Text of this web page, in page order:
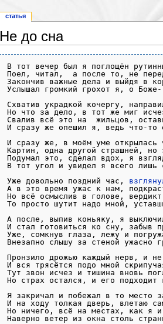
Не до сна
В тот вечер был я поглощён
Поел, читал,  а после то, не
Закончив важные дела и выйдя в
Услышал громкий грохот я, о
Схватив украдкой кочергу,
Но что за дело, в тот же миг
Свалив всё это на  жильцов,
И сразу же опешил я, ведь что-то
И сразу же, в моём уме открылась
Картин, одна другой страшней,
Подумал это, сделал вдох, я
В тот угол и увидел я всего лишь
Уже довольно поздний час,
А в это время ужас к нам,
Но всё осмыслив в голове,
То просто шутит надо мной,
А после, выпив коньяку, я
И стал готовиться ко сну, забыв
Уже, сомкнув глаза, лежу и
Внезапно слышу за стеной ужасно
Пронзило дрожью каждый нерв, и
И вся трясётся подо мной
Тут звон исчез и тишина вновь
Но страх остался, и его подходит
Я закричал и побежал в то место
И на ходу толкая дверь, влетаю
Но ничего, всё на местах, как я и
Наверно ветер из окна столь
статья